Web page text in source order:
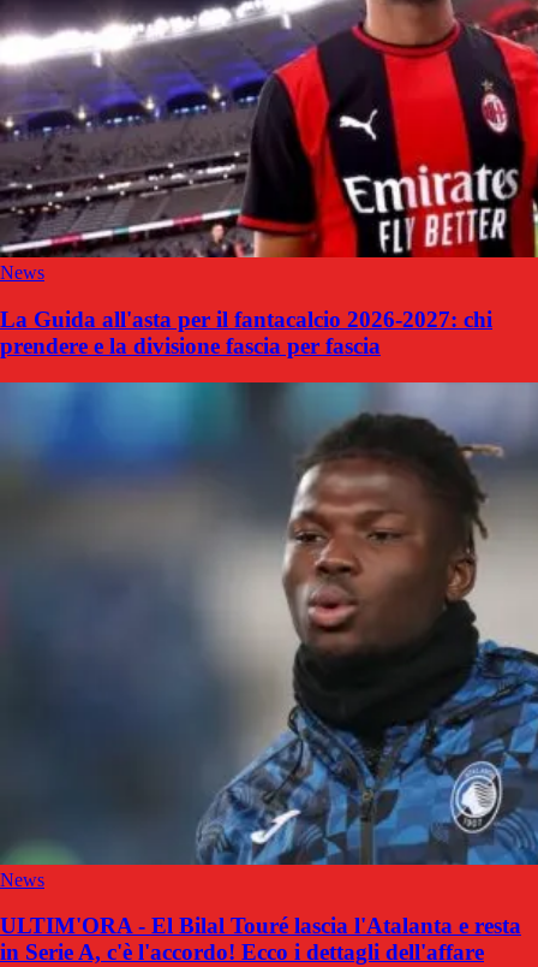
News
La Guida all'asta per il fantacalcio 2026-2027: chi
prendere e la divisione fascia per fascia
News
ULTIM'ORA - El Bilal Touré lascia l'Atalanta e resta
in Serie A, c'è l'accordo! Ecco i dettagli dell'affare